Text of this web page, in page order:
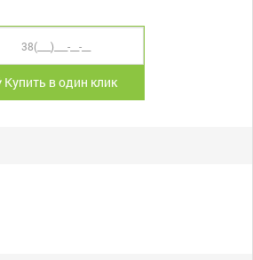
Купить в один клик